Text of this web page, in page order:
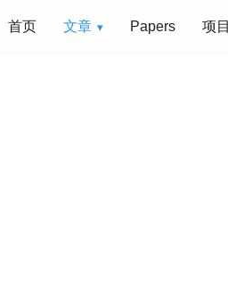
首页 文章 Papers 项目